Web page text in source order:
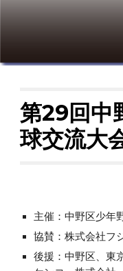
第29回中
球交流大
主催：中野区少年
協賛：株式会社フ
後援：中野区、東